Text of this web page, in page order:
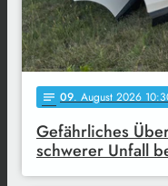
notes 09. August 2026
Gefährliches
schwerer Unfall